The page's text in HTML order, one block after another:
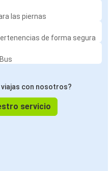
las piernas
de forma segura
viajas con nosotros?
servicio